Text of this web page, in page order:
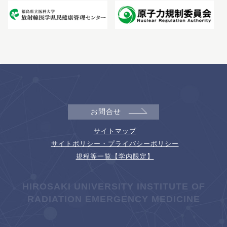
お問合せ
サイトマップ
サイトポリシー・プライバシーポリシー
規程等一覧【学内限定】
HIROSAKI UNIVERSITY INSTITUTE OF
RADIATION EMERGENCY MEDICINE